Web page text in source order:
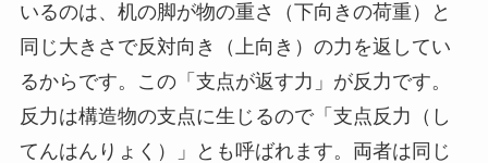
いるのは、机の脚が物の重さ（下向きの荷重）と
同じ大きさで反対向き（上向き）の力を返してい
るからです。この「支点が返す力」が反力です。
反力は構造物の支点に生じるので「支点反力（し
てんはんりょく）」とも呼ばれます。両者は同じ